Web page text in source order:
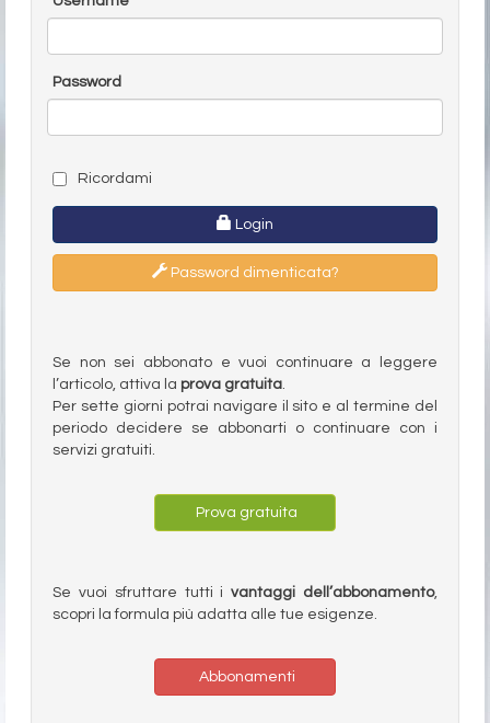
Password
Ricordami
Login
Password dimenticata?
Se non sei abbonato e vuoi continuare a leggere
l’articolo, attiva la prova gratuita
Per sette giorni potrai navigare il sito e al termine del
periodo decidere se abbonarti o continuare con i
servizi gratuiti.
Prova gratuita
Se vuoi sfruttare tutti ivantaggi dell’abbonamento,
scopri la formula più adatta alle tue esigenze.
Abbonamenti